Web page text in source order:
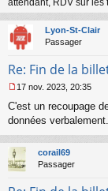
l
u
attendant, RDV sur les
Lyon-St-Clair
Passager
Re: Fin de la
e
s
a
e
17 nov. 2023, 20:35
C'est un recoupage
données verbalement.
corail69
Passager